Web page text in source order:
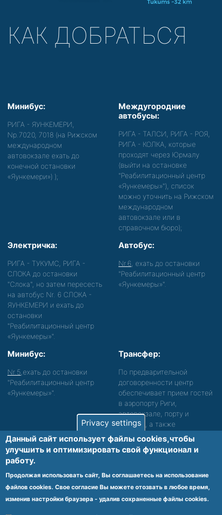
КАК ДОБРАТЬСЯ
Минибус:
РИГА - ЯУНКЕМЕРИ,
Nр.7020, 7018 (на Рижском
международном
автовокзале ехать до
конечной остановки
«Яункемери») );
Междугородние
автобусы:
РИГА - ТАЛСИ, РИГА - РОЯ,
РИГА - КОЛКА, которые
проходят через Юрмалу
(выйти на остановке
"Реабилитационный центр
«Яункемеры»"), список
можно уточнить на Рижском
международном
автовокзале или в
справочном бюро);
Электричка:
РИГА - ТУКУМС, РИГА -
СЛОКА до остановки
"Слока", но затем пересесть
на автобус Nr. 6 СЛОКА -
ЯУНКЕМЕРИ и ехать до
остановки
"Реабилитационный центр
«Яункемеры»".
Автобус:
Nr.6 , ехать до остановки
"Реабилитационный центр
«Яункемеры»".
Минибус:
Nr.5 ,ехать до остановки
"Реабилитационный центр
«Яункемеры»".
Трансфер:
По предварительной
договоренности центр
обеспечивает прием гостей
в аэропорту Риги,
автовокзале, порту и
вокзале, а также
сопровождение. Просьба
звонить, чтобы уточнить
детали.
Обеспечиваем доступность среды для лиц с
функциональными нарушениями.
Footer Vietnes karte Noteikumi un privātuma politika
Privacy settings
Данный сайт использует файлы cookies,чтобы
улучшить и оптимизировать cвой функционал и
работу.
Продолжая использовать сайт, Вы соглашаетесь на использование
файлов cookies. Свое согласие Вы можете отозвать в любое время,
изменив настройки браузера - удалив сохраненные файлы cookies.